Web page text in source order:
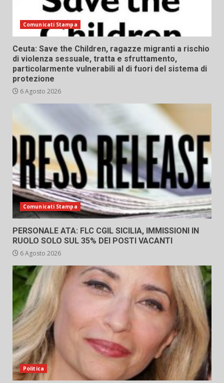
Comunicati Stampa
Ceuta: Save the Children, ragazze migranti a rischio
di violenza sessuale, tratta e sfruttamento,
particolarmente vulnerabili al di fuori del sistema di
protezione
6 Agosto 2026
Comunicati Stampa
PERSONALE ATA: FLC CGIL SICILIA, IMMISSIONI IN
RUOLO SOLO SUL 35% DEI POSTI VACANTI
6 Agosto 2026
Politica